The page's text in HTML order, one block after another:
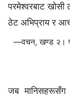
परमेश्‍वरबाट खोसी
ठेट अभिप्राय र
—वचन, खण्ड २।
जब मानिसहरूसँग